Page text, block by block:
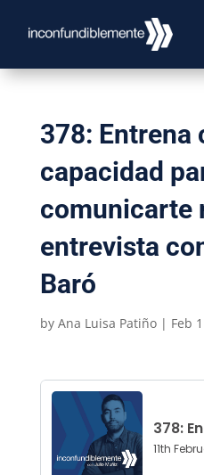
378: Entrena
capacidad
comunicarte
entrevista
Baró
by Ana Luisa Patiño| Feb